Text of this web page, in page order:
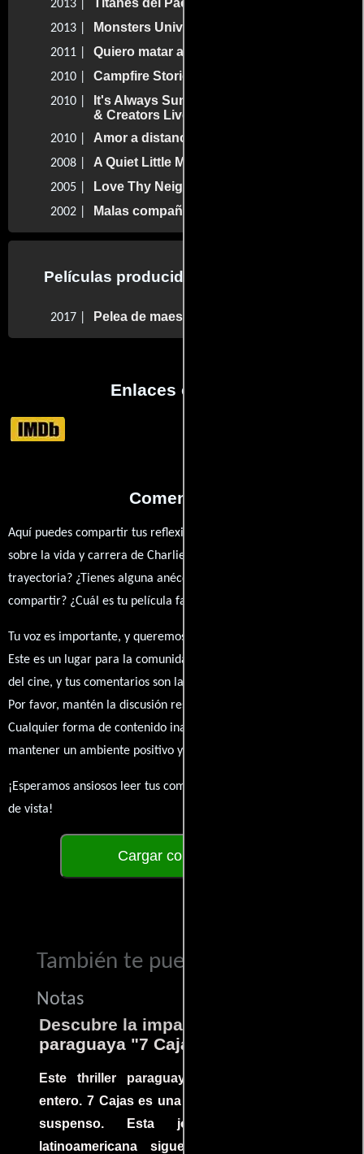
2013 |
2013 | Monsters University
2011 | Quiero matar a mi jefe
2010 | Campfire Stories
2010 |
It's Always Sunny in Philadelphia: Cast
& Creators Live at the Paley Center
2010 | Amor a distancia
2008 | A Quiet Little Marriage
2005 | Love Thy Neighbor
2002 | Malas compañías
Películas producidas por Charlie Day
2017 | Pelea de maestros
Enlaces externos
Comentarios
Aquí puedes compartir tus reflexiones, anécdotas y opiniones
sobre la vida y carrera de Charlie Day. ¿Qué te ha inspirado de su
trayectoria? ¿Tienes alguna anécdota personal que desees
compartir? ¿Cuál es tu película favorita en la que ha participado?
Tu voz es importante, y queremos escuchar tus pensamientos.
Este es un lugar para la comunidad de admiradores y amantes
del cine, y tus comentarios son la esencia de esta conversación.
Por favor, mantén la discusión respetuosa y constructiva.
Cualquier forma de contenido inapropiado será eliminado para
mantener un ambiente positivo y enriquecedor para todos.
¡Esperamos ansiosos leer tus comentarios y conocer tus puntos
de vista!
Cargar comentarios
También te puede interesar...
Notas
Descubre la impactante película
paraguaya "7 Cajas"
Este thriller paraguayo cautivó al mundo
entero. 7 Cajas es una explosión de acción y
suspenso. Esta joya cinematográfica
latinoamericana sigue la historia de un